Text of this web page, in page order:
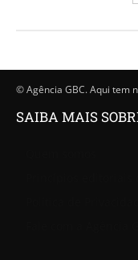
© Agência GBC. Aqui tem
SAIBA MAIS